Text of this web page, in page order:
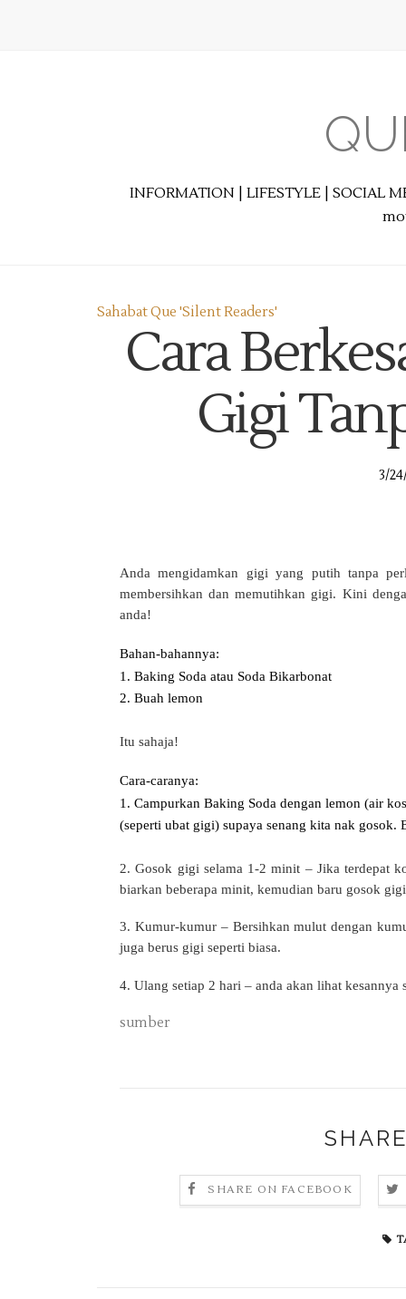
INFORMATION | LIFESTYLE | SOCIAL
Sahabat Que 'Silent Readers'
Cara
Gigi
3/
Anda mengidamkan gigi yang putih tanpa
membersihkan dan memutihkan gigi. Kini
anda!
Bahan-bahannya:
1. Baking Soda atau Soda Bikarbonat
2. Buah lemon
Itu sahaja!
Cara-caranya:
1. Campurkan Baking Soda dengan lemon (air
(seperti ubat gigi) supaya senang kita nak gosok.
2. Gosok gigi selama 1-2 minit – Jika terdepat
biarkan beberapa minit, kemudian baru gosok
3. Kumur-kumur – Bersihkan mulut dengan
juga berus gigi seperti biasa.
4. Ulang setiap 2 hari – anda akan lihat
sumber
SHARE ON FACEBOOK